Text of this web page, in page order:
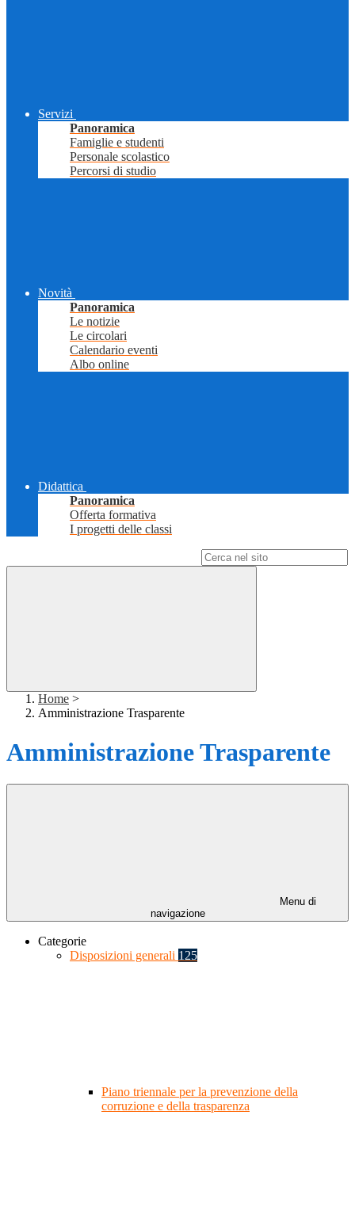
Servizi
Panoramica
Famiglie e studenti
Personale scolastico
Percorsi di studio
Novità
Panoramica
Le notizie
Le circolari
Calendario eventi
Albo online
Didattica
Panoramica
Offerta formativa
I progetti delle classi
Home >
Amministrazione Trasparente
Amministrazione Trasparente
Menu di
navigazione
Categorie
Disposizioni generali 125
Piano triennale per la prevenzione della
corruzione e della trasparenza